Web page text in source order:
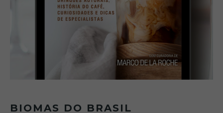
BIOMAS DO BRASIL